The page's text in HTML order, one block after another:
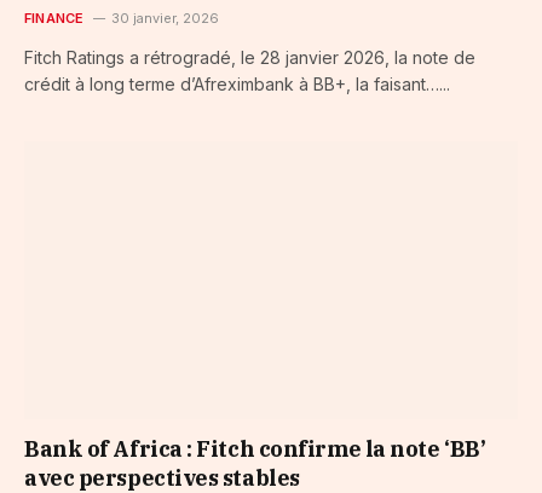
FINANCE 30 janvier, 2026
Fitch Ratings a rétrogradé, le 28 janvier 2026, la note de
crédit à long terme d’Afreximbank à BB+, la faisant…...
Bank of Africa : Fitch confirme la note ‘BB’
avec perspectives stables